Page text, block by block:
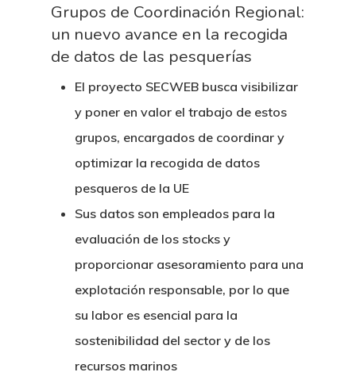
Grupos de Coordinación Regional:
un nuevo avance en la recogida
de datos de las pesquerías
El proyecto SECWEB busca visibilizar
y poner en valor el trabajo de estos
grupos, encargados de coordinar y
optimizar la recogida de datos
pesqueros de la UE
Sus datos son empleados para la
evaluación de los stocks y
proporcionar asesoramiento para una
explotación responsable, por lo que
su labor es esencial para la
sostenibilidad del sector y de los
recursos marinos